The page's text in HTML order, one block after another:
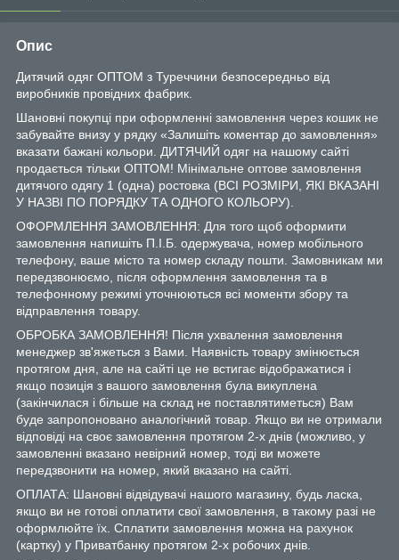
Опис
Дитячий одяг ОПТОМ з Туреччини безпосередньо від
виробників провідних фабрик.
Шановні покупці при оформленні замовлення через кошик не
забувайте внизу у рядку «Залишіть коментар до замовлення»
вказати бажані кольори. ДИТЯЧИЙ одяг на нашому сайті
продається тільки ОПТОМ! Мінімальне оптове замовлення
дитячого одягу 1 (одна) ростовка (ВСІ РОЗМІРИ, ЯКІ ВКАЗАНІ
У НАЗВІ ПО ПОРЯДКУ ТА ОДНОГО КОЛЬОРУ).
ОФОРМЛЕННЯ ЗАМОВЛЕННЯ: Для того щоб оформити
замовлення напишіть П.І.Б. одержувача, номер мобільного
телефону, ваше місто та номер складу пошти. Замовникам ми
передзвонюємо, після оформлення замовлення та в
телефонному режимі уточнюються всі моменти збору та
відправлення товару.
ОБРОБКА ЗАМОВЛЕННЯ! Після ухвалення замовлення
менеджер зв'яжеться з Вами. Наявність товару змінюється
протягом дня, але на сайті це не встигає відображатися і
якщо позиція з вашого замовлення була викуплена
(закінчилася і більше на склад не поставлятиметься) Вам
буде запропоновано аналогічний товар. Якщо ви не отримали
відповіді на своє замовлення протягом 2-х днів (можливо, у
замовленні вказано невірний номер, тоді ви можете
передзвонити на номер, який вказано на сайті.
ОПЛАТА: Шановні відвідувачі нашого магазину, будь ласка,
якщо ви не готові оплатити свої замовлення, в такому разі не
оформлюйте їх. Сплатити замовлення можна на рахунок
(картку) у Приватбанку протягом 2-х робочих днів.